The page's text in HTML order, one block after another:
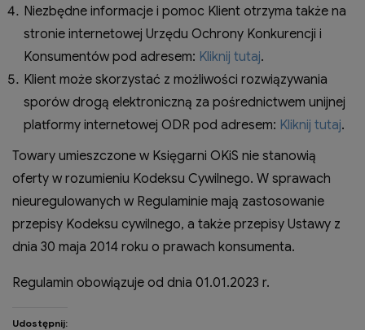
Niezbędne informacje i pomoc Klient otrzyma także na
stronie internetowej Urzędu Ochrony Konkurencji i
Konsumentów pod adresem: Kliknij tutaj.
Klient może skorzystać z możliwości rozwiązywania
sporów drogą elektroniczną za pośrednictwem unijnej
platformy internetowej ODR pod adresem: Kliknij tutaj.
Towary umieszczone w Księgarni OKiS nie stanowią
oferty w rozumieniu Kodeksu Cywilnego. W sprawach
nieuregulowanych w Regulaminie mają zastosowanie
przepisy Kodeksu cywilnego, a także przepisy Ustawy z
dnia 30 maja 2014 roku o prawach konsumenta.
Regulamin obowiązuje od dnia 01.01.2023 r.
Udostępnij: